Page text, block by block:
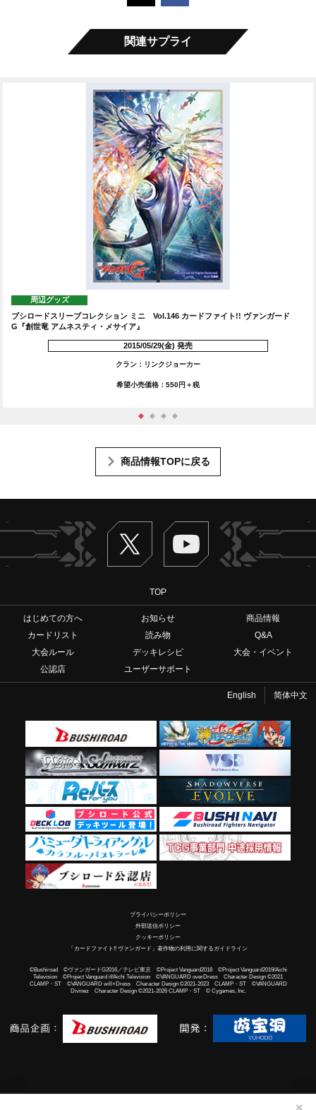
関連サプライ
周辺グッズ
ブシロードスリーブコレクション ミニ Vol.146 カードファイト!! ヴァンガード
G『創世竜 アムネスティ・メサイア』
2015/05/29(金) 発売
クラン：リンクジョーカー
希望小売価格：550円＋税
商品情報TOPに戻る
Twitter ヴァンガードch
TOP
はじめての方へ お知らせ
商品情報
カードリスト
読み物
Q&A
大会ルール
デッキレシピ
大会・イベント
公認店
ユーザーサポート
English 简体中文
プライバシーポリシー
外部送信ポリシー
クッキーポリシー
「カードファイト!! ヴァンガード」著作物の利用に関するガイドライン
©Bushiroad ©ヴァンガードG2016／テレビ東京 ©Project Vanguard2018 ©Project Vanguard2019/Aichi
Television ©Project Vanguard if/Aichi Television ©VANGUARD overDress Character Design ©2021
CLAMP・ST ©VANGUARD will+Dress Character Design ©2021-2023 CLAMP・ST ©VANGUARD
Divinez Character Design ©2021-2026 CLAMP・ST © Cygames, Inc.